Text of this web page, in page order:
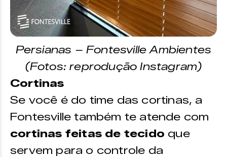
Persianas – Fontesville Ambientes
(Fotos: reprodução Instagram)
Cortinas
Se você é do time das cortinas, a
Fontesville também te atende com
cortinas feitas de tecido que
servem para o controle da